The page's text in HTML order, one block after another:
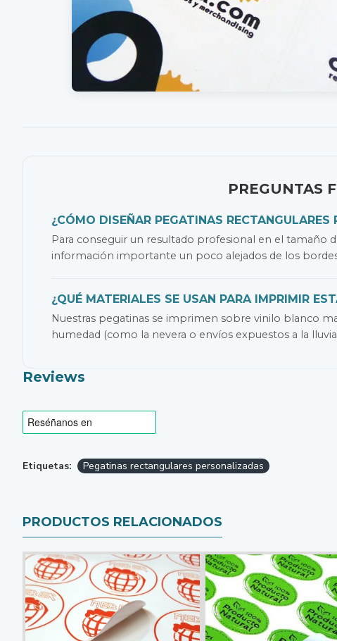
PREGUNTAS
¿CÓMO DISEÑAR PEGATINAS
Para conseguir un resultado profesional en el tamaño
información importante un poco alejados de los
¿QUÉ MATERIALES SE USAN PARA IMPRIMIR
Nuestras pegatinas se imprimen sobre vinilo blanco
humedad (como la nevera o envíos expuestos a la
Reviews
Etiquetas: Pegatinas rectangulares personalizadas
PRODUCTOS RELACIONADOS